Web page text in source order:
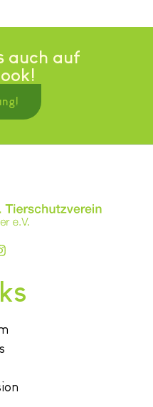
auch auf